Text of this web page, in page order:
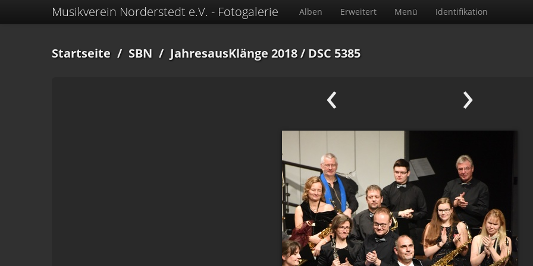
Musikverein Norderstedt e.V. - Fotogalerie Alben Erweitert Menü Identifikation
Startseite / SBN / JahresausKlänge 2018/ DSC 5385
‹ ›